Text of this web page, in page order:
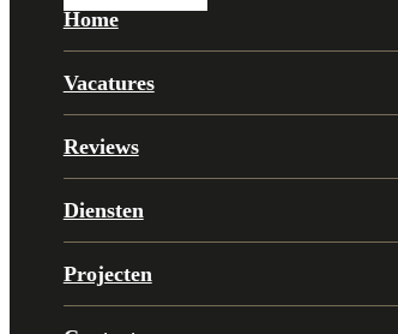
Home
Vacatures
Reviews
Diensten
Projecten